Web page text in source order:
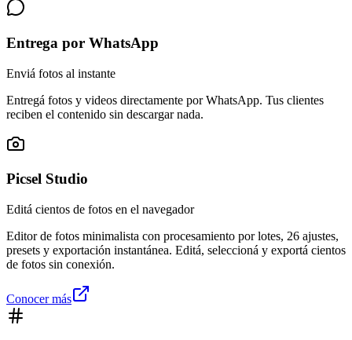
Entrega por WhatsApp
Enviá fotos al instante
Entregá fotos y videos directamente por WhatsApp. Tus clientes
reciben el contenido sin descargar nada.
Picsel Studio
Editá cientos de fotos en el navegador
Editor de fotos minimalista con procesamiento por lotes, 26 ajustes,
presets y exportación instantánea. Editá, seleccioná y exportá cientos
de fotos sin conexión.
Conocer más